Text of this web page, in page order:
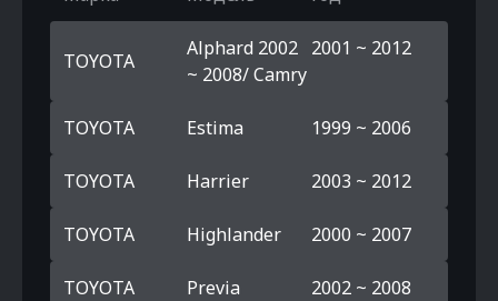
TOYOTA
Alphard 2002
~ 2008/ Camry
2001 ~ 2012
TOYOTA Estima 1999 ~ 2006
TOYOTA Harrier 2003 ~ 2012
TOYOTA Highlander 2000 ~ 2007
TOYOTA Previa 2002 ~ 2008